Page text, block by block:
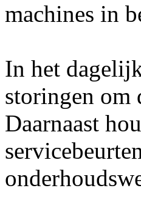
machines in
In het
storingen om
Daarnaast